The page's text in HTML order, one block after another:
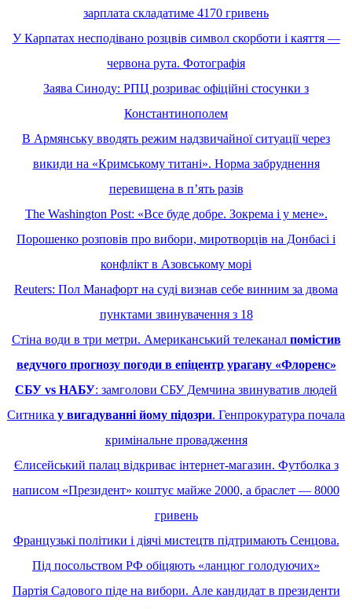
зарплата складатиме 4170 гривень
У Карпатах несподівано розцвів символ скорботи і каяття —
червона рута. Фотографія
Заява Синоду: РПЦ розриває офіційні стосунки з
Константинополем
В Армянську вводять режим надзвичайної ситуації через
викиди на «Кримському титані». Норма забруднення
перевищена в пʼять разів
The Washington Post: «Все буде добре. Зокрема і у мене».
Порошенко розповів про вибори, миротворців на Донбасі і
конфлікт в Азовському морі
Reuters: Пол Манафорт на суді визнав себе винним за двома
пунктами звинувачення з 18
Стіна води в три метри. Американський телеканал помістив
ведучого прогнозу погоди в епіцентр урагану «Флоренс»
CБУ vs НАБУ: замголови СБУ Демчина звинуватив людей
Ситника у вигадуванні йому підозри. Генпрокуратура почала
кримінальне провадження
Єлисейський палац відкриває інтернет-магазин. Футболка з
написом «Президент» коштує майже 2000, а браслет — 8000
гривень
Французькі політики і діячі мистецтв підтримають Сенцова.
Під посольством РФ обіцяють «ланцюг голодуючих»
Партія Садового піде на вибори. Але кандидат в президенти